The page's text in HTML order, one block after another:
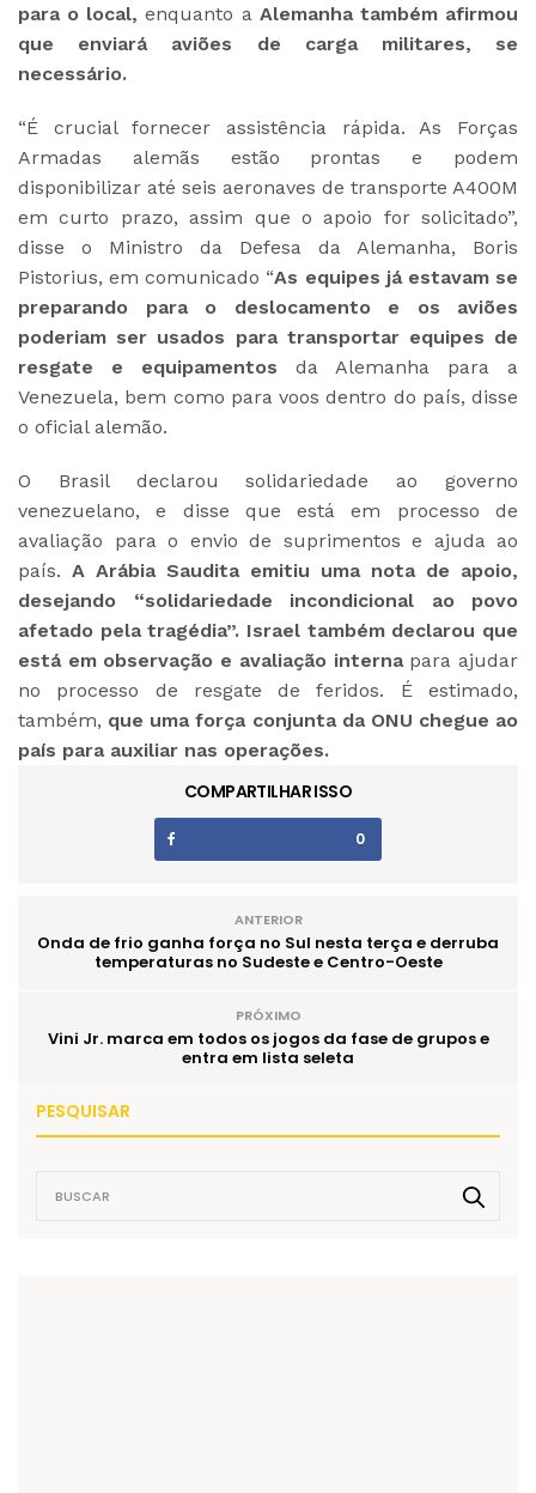
para o local, enquanto a Alemanha também afirmou
que enviará aviões de carga militares, se
necessário.
“É crucial fornecer assistência rápida. As Forças
Armadas alemãs estão prontas e podem
disponibilizar até seis aeronaves de transporte A400M
em curto prazo, assim que o apoio for solicitado”,
disse o Ministro da Defesa da Alemanha, Boris
Pistorius, em comunicado “As equipes já estavam se
preparando para o deslocamento e os aviões
poderiam ser usados para transportar equipes de
resgate e equipamentos da Alemanha para a
Venezuela, bem como para voos dentro do país, disse
o oficial alemão.
O Brasil declarou solidariedade ao governo
venezuelano, e disse que está em processo de
avaliação para o envio de suprimentos e ajuda ao
país. A Arábia Saudita emitiu uma nota de apoio,
desejando “solidariedade incondicional ao povo
afetado pela tragédia”. Israel também declarou que
está em observação e avaliação internapara ajudar
no processo de resgate de feridos. É estimado,
também, que uma força conjunta da ONU chegue ao
país para auxiliar nas operações.
COMPARTILHAR ISSO
0
ANTERIOR
Onda de frio ganha força no Sul nesta terça e derruba
temperaturas no Sudeste e Centro-Oeste
PRÓXIMO
Vini Jr. marca em todos os jogos da fase de grupos e
entra em lista seleta
PESQUISAR